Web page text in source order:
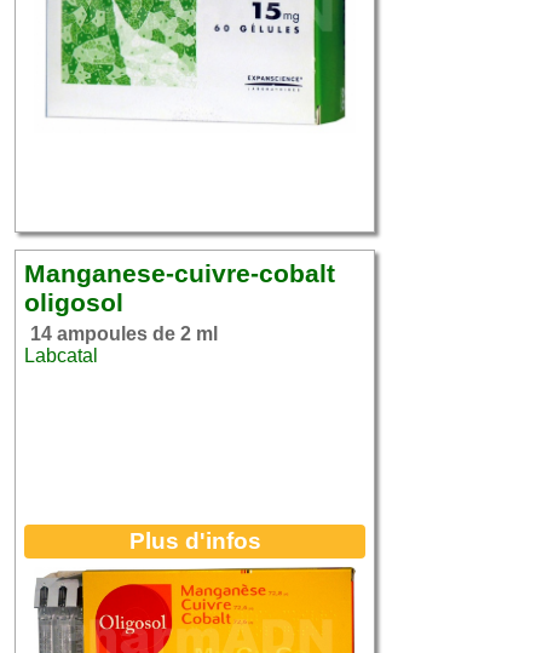
Manganese-cuivre-cobalt
oligosol
14 ampoules de 2 ml
Labcatal
Plus d'infos